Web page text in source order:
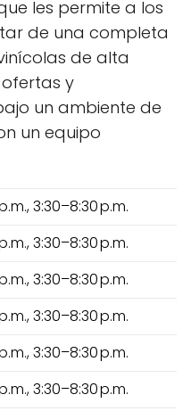
les permite a los
de una completa
de alta
y
un ambiente de
un equipo
3:30–8:30 p.m.
3:30–8:30 p.m.
3:30–8:30 p.m.
3:30–8:30 p.m.
3:30–8:30 p.m.
3:30–8:30 p.m.